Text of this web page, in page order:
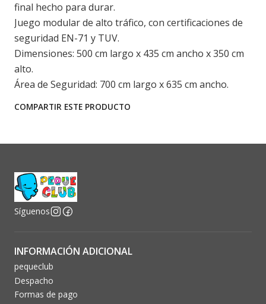
final hecho para durar.
Juego modular de alto tráfico, con certificaciones de
seguridad EN-71 y TUV.
Dimensiones: 500 cm largo x 435 cm ancho x 350 cm
alto.
Área de Seguridad: 700 cm largo x 635 cm ancho.
COMPARTIR ESTE PRODUCTO
Síguenos
INFORMACIÓN ADICIONAL
pequeclub
Despacho
Formas de pago